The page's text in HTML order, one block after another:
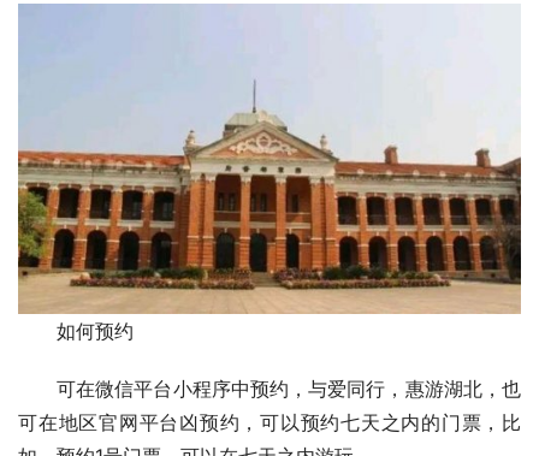
如何预约
可在微信平台小程序中预约，与爱同行，惠游湖北，也
可在地区官网平台凶预约，可以预约七天之内的门票，比